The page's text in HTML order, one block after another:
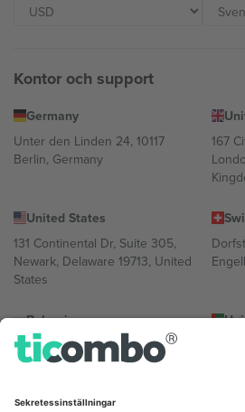
Kontor och support
Germany
Unter den Linden 24, 10117
Berlin, Germany
167
United States
131 Continental Dr, Suite 305,
Newark, Delaware 19713, United
States
Bulgaria
Regus Sofia City West, bul
Totleben 53-55, 1606 Sofia,